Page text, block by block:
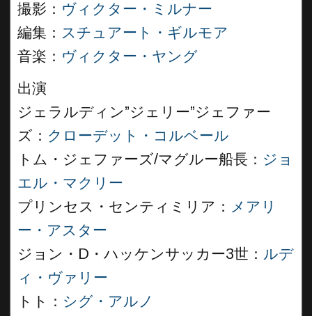
撮影： ヴィクター・ミルナー
編集： スチュアート・ギルモア
音楽： ヴィクター・ヤング
出演
ジェラルディン”ジェリー”ジェファー
ズ： クローデット・コルベール
トム・ジェファーズ/マグルー船長： ジョ
エル・マクリー
プリンセス・センティミリア： メアリ
ー・アスター
ジョン・D・ハッケンサッカー3世： ルデ
ィ・ヴァリー
トト： シグ・アルノ